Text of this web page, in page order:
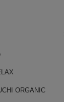
ORGANIC